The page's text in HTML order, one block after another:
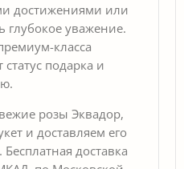
достижениями или
глубокое уважение.
класса
подарка и
розы Эквадор,
и доставляем его
доставка